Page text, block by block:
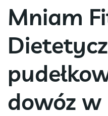
Mniam
dowóz w